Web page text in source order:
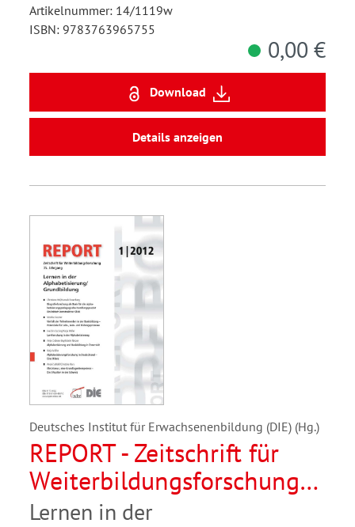
Artikelnummer: 14/1119w
ISBN: 9783763965755
0,00 €
Download
Details anzeigen
Deutsches Institut für Erwachsenenbildung (DIE) (Hg.)
REPORT - Zeitschrift für
Weiterbildungsforschung
01/2012
Lernen in der